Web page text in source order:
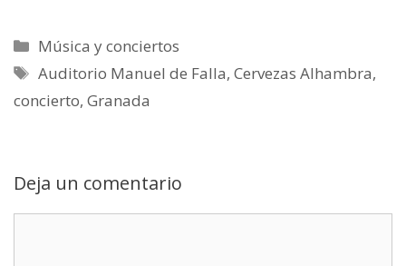
A
p
p
r
m
t
e k n
Categorías
Música y conciertos
Etiquetas
Auditorio Manuel de Falla,Cervezas Alhambra,
concierto, Granada
Deja un comentario